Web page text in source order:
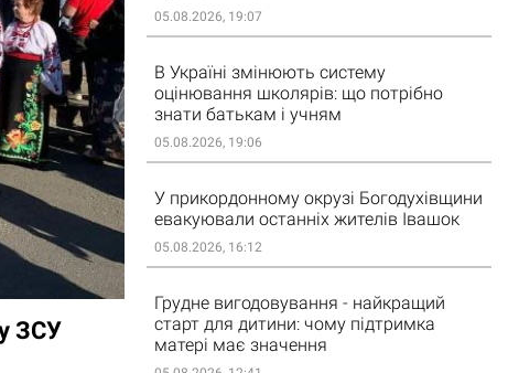
ЗСУ
05.08.2026, 19:07
В Україні змінюють систему
оцінювання школярів: що потрібно
знати батькам і учням
05.08.2026, 19:06
У прикордонному окрузі Богодухівщини
евакуювали останніх жителів Івашок
05.08.2026, 16:12
Грудне вигодовування - найкращий
старт для дитини: чому підтримка
матері має значення